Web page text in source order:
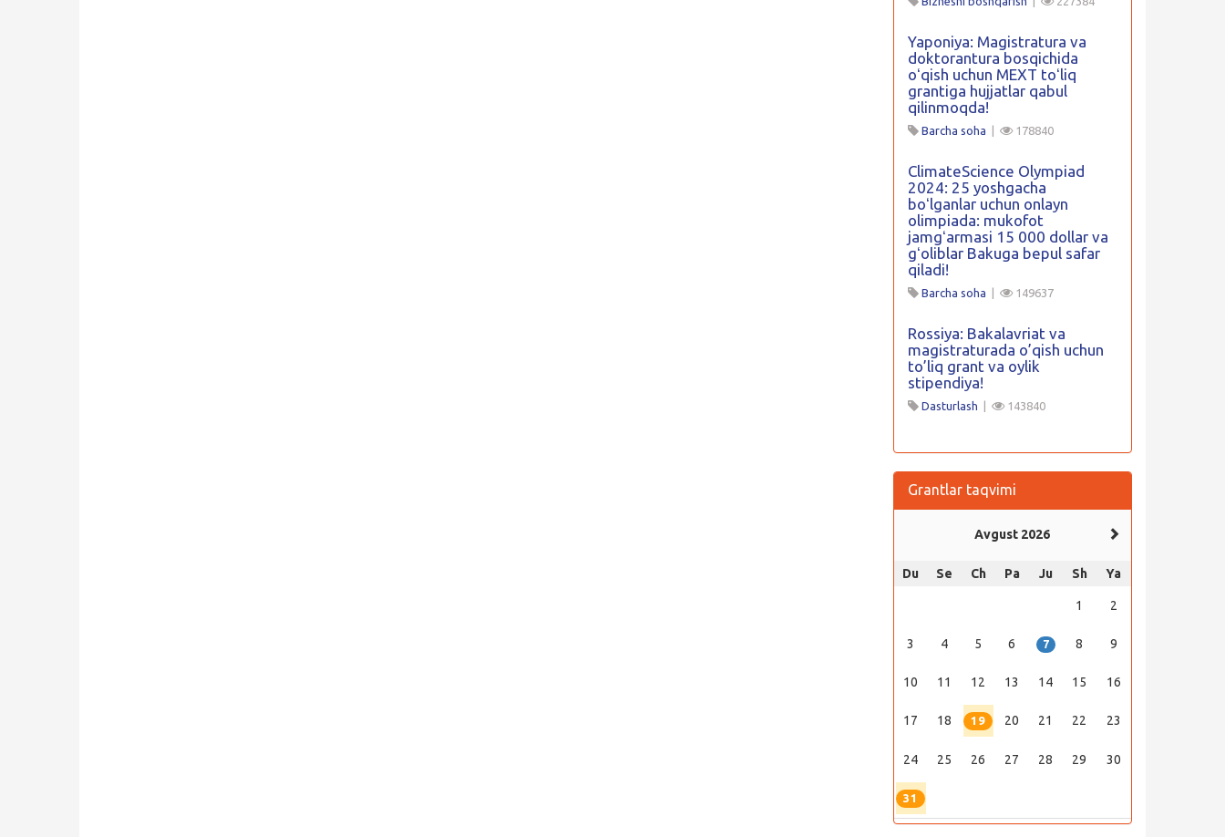
Yaponiya: Magistratura va
doktorantura bosqichida
oʻqish uchun MEXT toʻliq
grantiga hujjatlar qabul
qilinmoqda!
Barcha soha 178840
ClimateScience Olympiad
2024: 25 yoshgacha
boʻlganlar uchun onlayn
olimpiada: mukofot
jamgʻarmasi 15 000 dollar va
gʻoliblar Bakuga bepul safar
qiladi!
Barcha soha 149637
Rossiya: Bakalavriat va
magistraturada o’qish uchun
to’liq grant va oylik
stipendiya!
Dasturlash 143840
Grantlar taqvimi
Avgust 2026
Du Se Ch Pa Ju Sh Ya
1 2
3 4 5 6 7 8 9
10 11 12 13 14 15 16
17 18 19 20 21 22 23
24 25 26 27 28 29 30
31